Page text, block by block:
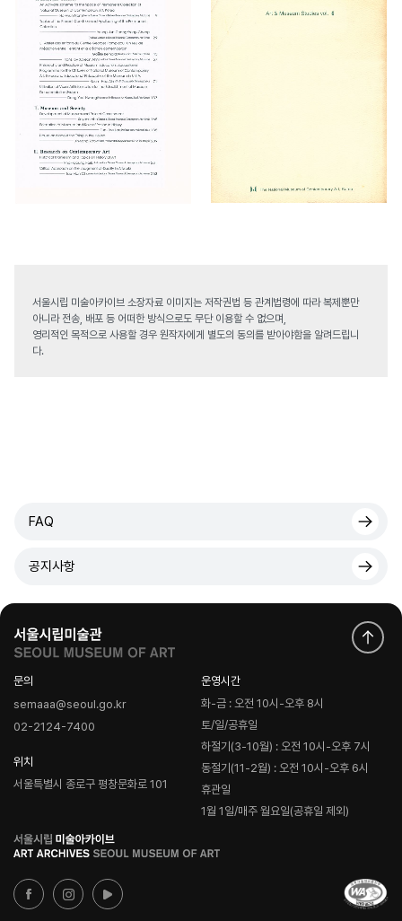
서울시립 미술아카이브 소장자료 이미지는 저작권법 등 관계법령에 따라 복제뿐만
아니라 전송, 배포 등 어떠한 방식으로도 무단 이용할 수 없으며,
영리적인 목적으로 사용할 경우 원작자에게 별도의 동의를 받아야함을 알려드립니
다.
FAQ
공지사항
문의
semaaa@seoul.go.kr
02-2124-7400
위치
서울특별시 종로구 평창문화로 101
운영시간
화-금 : 오전 10시-오후 8시
토/일/공휴일
하절기(3-10월) : 오전 10시-오후 7시
동절기(11-2월) : 오전 10시-오후 6시
휴관일
1월 1일/매주 월요일(공휴일 제외)
로
고